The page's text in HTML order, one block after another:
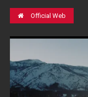
Official Web